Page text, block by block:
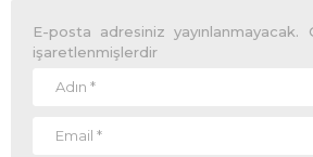
E-posta adresiniz yayınlanmayacak.
işaretlenmişlerdir